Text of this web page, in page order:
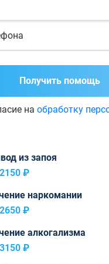
Получить помощь
на обработку
из запоя
₽
наркомании
₽
алкогализма
₽